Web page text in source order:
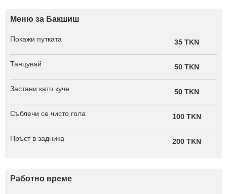
Меню за Бакшиш
Покажи путката 35 TKN
Танцувай 50 TKN
Застани като куче 50 TKN
Съблечи се чисто гола 100 TKN
Пръст в задника 200 TKN
Работно време